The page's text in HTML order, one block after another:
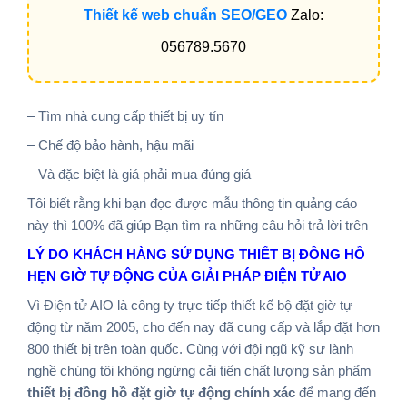
Thiết kế web chuẩn SEO/GEO Zalo:
056789.5670
– Tìm nhà cung cấp thiết bị uy tín
– Chế độ bảo hành, hậu mãi
– Và đặc biệt là giá phải mua đúng giá
Tôi biết rằng khi bạn đọc được mẫu thông tin quảng cáo
này thì 100% đã giúp Bạn tìm ra những câu hỏi trả lời trên
LÝ DO KHÁCH HÀNG SỬ DỤNG THIẾT BỊ ĐỒNG HỒ
HẸN GIỜ TỰ ĐỘNG CỦA GIẢI PHÁP ĐIỆN TỬ AIO
Vì Điện tử AIO là công ty trực tiếp thiết kế bộ đặt giờ tự
động từ năm 2005, cho đến nay đã cung cấp và lắp đặt hơn
800 thiết bị trên toàn quốc. Cùng với đội ngũ kỹ sư lành
nghề chúng tôi không ngừng cải tiến chất lượng sản phẩm
thiết bị đồng hồ đặt giờ tự động chính xác để mang đến